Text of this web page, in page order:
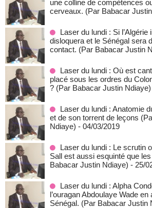
une colline de compétences
cerveaux. (Par Babacar
Laser du lundi : Si
disloquera et le Sénégal sera
contact. (Par Babacar Justin
Laser du lundi : Où est
placé sous les ordres du
? (Par Babacar Justin Ndiaye)
Laser du lundi : Anatomie
et de son torrent de leçons
Ndiaye) - 04/03/2019
Laser du lundi : Le scrutin
Sall est aussi esquinté que
Babacar Justin Ndiaye) - 25/
Laser du lundi : Alpha
l’ouragan Abdoulaye Wade
Sénégal. (Par Babacar Justin